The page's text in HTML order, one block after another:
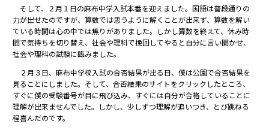
そして、２月１日の麻布中学入試本番を迎えました。国語は普段通りの
力が出せたのですが、算数では思うように解くことが出来ず、算数を解い
ている時間は心の中では焦りがありました。しかし算数を終えて、休み時
間で気持ちを切り替え、社会や理科で挽回してやると自分に言い聞かせ、
社会や理科の試験に臨みました。
２月３日、麻布中学校入試の合否結果が出る日、僕は公園で合否結果を
見ることにしました。そして、合否結果のサイトをクリックしたところ、
すぐに僕の受験番号が目に飛び込み、すぐには自分が合格していることに
理解が出来ませんでした。しかし、少しずつ理解が追いつき、とび跳ねる
程喜んだのです。